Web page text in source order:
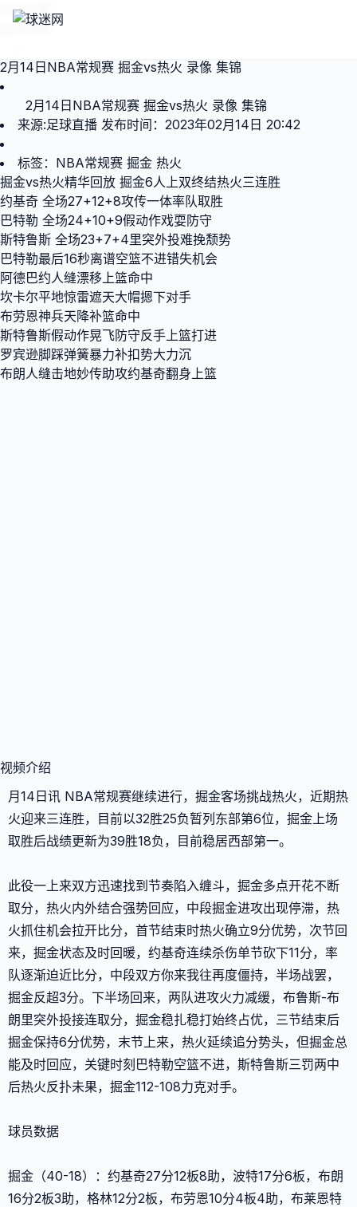
您的位置：
篮球视频
2月14日NBA常规赛 掘金vs热火 录像 集锦
2月14日NBA常规赛 掘金vs热火 录像 集锦
来源:足球直播 发布时间：2023年02月14日 20:42
标签： NBA常规赛 掘金 热火
掘金vs热火精华回放 掘金6人上双终结热火三连胜
约基奇 全场27+12+8攻传一体率队取胜
巴特勒 全场24+10+9假动作戏耍防守
斯特鲁斯 全场23+7+4里突外投难挽颓势
巴特勒最后16秒离谱空篮不进错失机会
阿德巴约人缝漂移上篮命中
坎卡尔平地惊雷遮天大帽摁下对手
布劳恩神兵天降补篮命中
斯特鲁斯假动作晃飞防守反手上篮打进
罗宾逊脚踩弹簧暴力补扣势大力沉
布朗人缝击地妙传助攻约基奇翻身上篮
视频介绍
月14日讯 NBA常规赛继续进行，掘金客场挑战热火，近期热
火迎来三连胜，目前以32胜25负暂列东部第6位，掘金上场
取胜后战绩更新为39胜18负，目前稳居西部第一。
此役一上来双方迅速找到节奏陷入缠斗，掘金多点开花不断
取分，热火内外结合强势回应，中段掘金进攻出现停滞，热
火抓住机会拉开比分，首节结束时热火确立9分优势，次节回
来，掘金状态及时回暖，约基奇连续杀伤单节砍下11分，率
队逐渐迫近比分，中段双方你来我往再度僵持，半场战罢，
掘金反超3分。下半场回来，两队进攻火力减缓，布鲁斯-布
朗里突外投接连取分，掘金稳扎稳打始终占优，三节结束后
掘金保持6分优势，末节上来，热火延续追分势头，但掘金总
能及时回应，关键时刻巴特勒空篮不进，斯特鲁斯三罚两中
后热火反扑未果，掘金112-108力克对手。
球员数据
掘金（40-18）：约基奇27分12板8助，波特17分6板，布朗
16分2板3助，格林12分2板，布劳恩10分4板4助，布莱恩特